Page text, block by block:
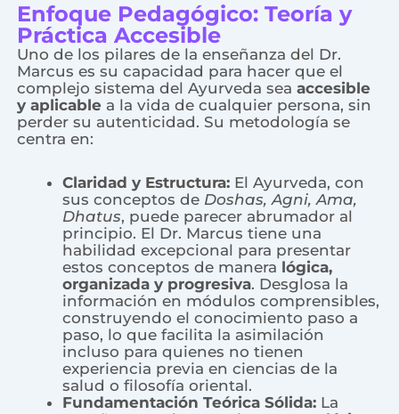
Enfoque Pedagógico: Teoría y
Práctica Accesible
Uno de los pilares de la enseñanza del Dr.
Marcus es su capacidad para hacer que el
complejo sistema del Ayurveda seaaccesible
y aplicable a la vida de cualquier persona, sin
perder su autenticidad. Su metodología se
centra en:
Claridad y Estructura: El Ayurveda, con
sus conceptos de Doshas, Agni, Ama,
Dhatus, puede parecer abrumador al
principio. El Dr. Marcus tiene una
habilidad excepcional para presentar
estos conceptos de manera lógica,
organizada y progresiva. Desglosa la
información en módulos comprensibles,
construyendo el conocimiento paso a
paso, lo que facilita la asimilación
incluso para quienes no tienen
experiencia previa en ciencias de la
salud o filosofía oriental.
Fundamentación Teórica Sólida: La